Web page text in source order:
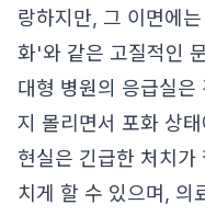
랑하지만, 그 이면에
화'와 같은 고질적인
대형 병원의 응급실
지 몰리면서 포화 상
현실은 긴급한 처치가
치게 할 수 있으며, 의